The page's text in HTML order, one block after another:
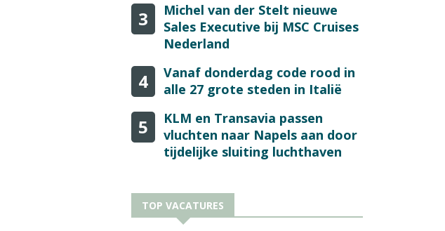
3
Michel van der Stelt nieuwe
Sales Executive bij MSC Cruises
Nederland
4
Vanaf donderdag code rood in
alle 27 grote steden in Italië
5
KLM en Transavia passen
vluchten naar Napels aan door
tijdelijke sluiting luchthaven
TOP VACATURES